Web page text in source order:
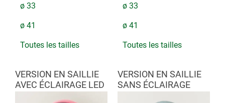
ø 33
ø 41
Toutes les tailles
ø 33
ø 41
Toutes les tailles
VERSION EN SAILLIE
AVEC ÉCLAIRAGE LED
VERSION EN SAILLIE
SANS ÉCLAIRAGE